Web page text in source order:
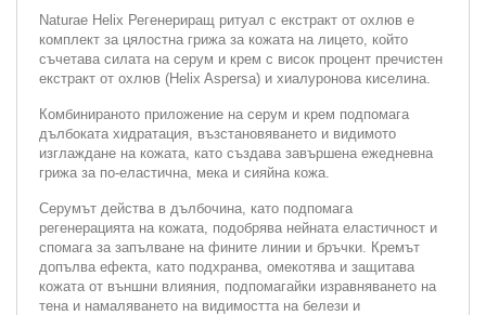
Naturae Helix Регенериращ ритуал с екстракт от охлюв е
комплект за цялостна грижа за кожата на лицето, който
съчетава силата на серум и крем с висок процент пречистен
екстракт от охлюв (Helix Aspersa) и хиалуронова киселина.
Комбинираното приложение на серум и крем подпомага
дълбоката хидратация, възстановяването и видимото
изглаждане на кожата, като създава завършена ежедневна
грижа за по-еластична, мека и сияйна кожа.
Серумът действа в дълбочина, като подпомага
регенерацията на кожата, подобрява нейната еластичност и
спомага за запълване на фините линии и бръчки. Кремът
допълва ефекта, като подхранва, омекотява и защитава
кожата от външни влияния, подпомагайки изравняването на
тена и намаляването на видимостта на белези и